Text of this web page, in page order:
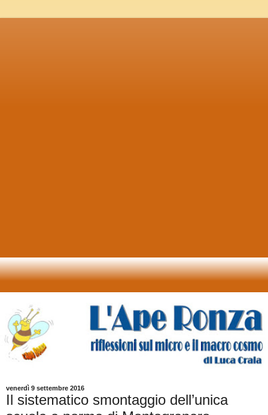
venerdì 9 settembre 2016
Il sistematico smontaggio dell’unica